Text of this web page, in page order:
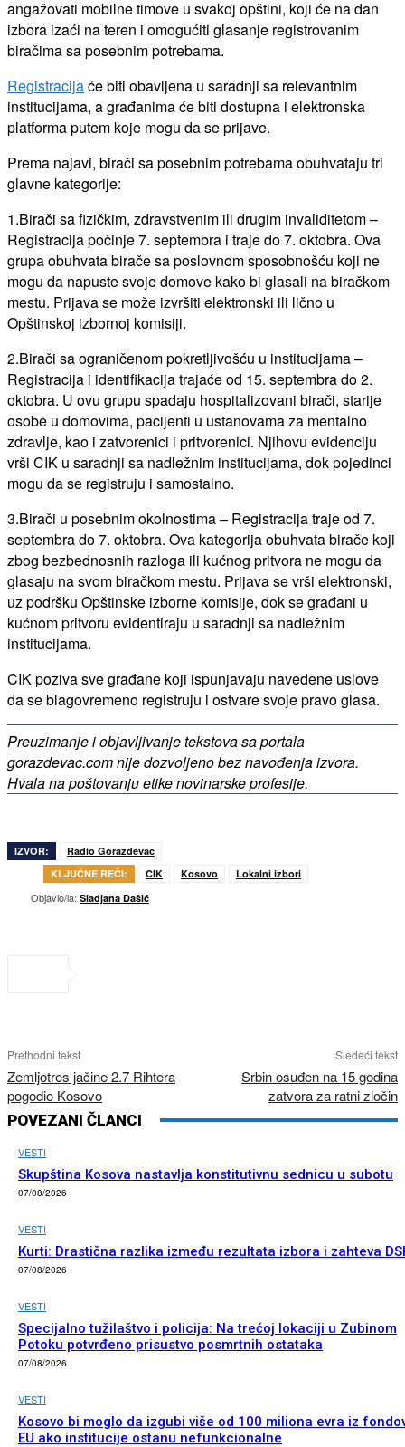
angažovati mobilne timove u svakoj opštini, koji će na dan
izbora izaći na teren i omogućiti glasanje registrovanim
biračima sa posebnim potrebama.
Registracijaće biti obavljena u saradnji sa relevantnim
institucijama, a građanima će biti dostupna i elektronska
platforma putem koje mogu da se prijave.
Prema najavi, birači sa posebnim potrebama obuhvataju tri
glavne kategorije:
1.Birači sa fizičkim, zdravstvenim ili drugim invaliditetom –
Registracija počinje 7. septembra i traje do 7. oktobra. Ova
grupa obuhvata birače sa poslovnom sposobnošću koji ne
mogu da napuste svoje domove kako bi glasali na biračkom
mestu. Prijava se može izvršiti elektronski ili lično u
Opštinskoj izbornoj komisiji.
2.Birači sa ograničenom pokretljivošću u institucijama –
Registracija i identifikacija trajaće od 15. septembra do 2.
oktobra. U ovu grupu spadaju hospitalizovani birači, starije
osobe u domovima, pacijenti u ustanovama za mentalno
zdravlje, kao i zatvorenici i pritvorenici. Njihovu evidenciju
vrši CIK u saradnji sa nadležnim institucijama, dok pojedinci
mogu da se registruju i samostalno.
3.Birači u posebnim okolnostima – Registracija traje od 7.
septembra do 7. oktobra. Ova kategorija obuhvata birače koji
zbog bezbednosnih razloga ili kućnog pritvora ne mogu da
glasaju na svom biračkom mestu. Prijava se vrši elektronski,
uz podršku Opštinske izborne komisije, dok se građani u
kućnom pritvoru evidentiraju u saradnji sa nadležnim
institucijama.
CIK poziva sve građane koji ispunjavaju navedene uslove
da se blagovremeno registruju i ostvare svoje pravo glasa.
Preuzimanje i objavljivanje tekstova sa portala
gorazdevac.com nije dozvoljeno bez navođenja izvora.
Hvala na poštovanju etike novinarske profesije.
IZVOR:
Radio Goraždevac
KLJUČNE REČI:
CIK Kosovo Lokalni izbori
Objavio/la: Sladjana Dašić
Prethodni tekst
Zemljotres jačine 2.7 Rihtera
pogodio Kosovo
Sledeći tekst
Srbin osuđen na 15 godina
zatvora za ratni zločin
POVEZANI ČLANCI
VESTI
Skupština Kosova nastavlja konstitutivnu sednicu u subotu
07/08/2026
VESTI
Kurti: Drastična razlika između rezultata izbora i zahteva
07/08/2026
VESTI
Specijalno tužilaštvo i policija: Na trećoj lokaciji u Zubinom
Potoku potvrđeno prisustvo posmrtnih ostataka
07/08/2026
VESTI
Kosovo bi moglo da izgubi više od 100 miliona evra iz
EU ako institucije ostanu nefunkcionalne